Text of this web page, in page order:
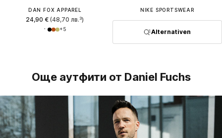
DAN FOX APPAREL
24,90 € (48,70 лв.³)
+5
NIKE SPORTSWEAR
Alternativen
Още аутфити от Daniel Fuchs